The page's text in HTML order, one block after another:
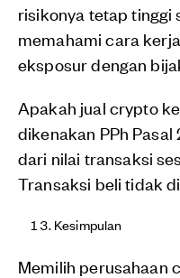
risikonya tetap tinggi
memahami cara
eksposur dengan
Apakah jual crypto
dikenakan PPh Pasal
dari nilai transaksi
Transaksi beli tidak
Kesimpulan
Memilih perusahaan